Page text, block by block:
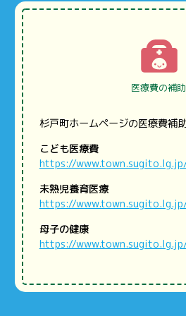
医療費の補助
杉戸町ホームページの医療費補助
こども医療費
https://
未熟児養育医療
https://
母子の健康
https://